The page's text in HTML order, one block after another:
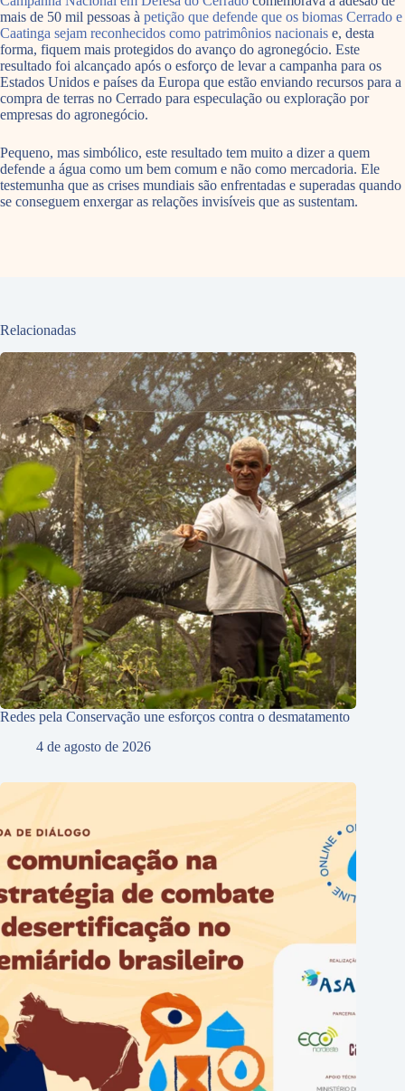
mais de 50 mil pessoas à petição que defende que os biomas Cerrado e
Caatinga sejam reconhecidos como patrimônios nacionais e, desta
forma, fiquem mais protegidos do avanço do agronegócio. Este
resultado foi alcançado após o esforço de levar a campanha para os
Estados Unidos e países da Europa que estão enviando recursos para a
compra de terras no Cerrado para especulação ou exploração por
empresas do agronegócio.
Pequeno, mas simbólico, este resultado tem muito a dizer a quem
defende a água como um bem comum e não como mercadoria. Ele
testemunha que as crises mundiais são enfrentadas e superadas quando
se conseguem enxergar as relações invisíveis que as sustentam.
Relacionadas
Redes pela Conservação une esforços contra o desmatamento
4 de agosto de 2026